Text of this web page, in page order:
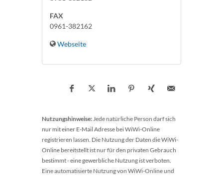
FAX
0961-382162
Webseite
Nutzungshinweise:Jede natürliche Person darf sich
nur mit einer E-Mail Adresse bei WiWi-Online
registrieren lassen. Die Nutzung der Daten die WiWi-
Online bereitstellt ist nur für den privaten Gebrauch
bestimmt - eine gewerbliche Nutzung ist verboten.
Eine automatisierte Nutzung von WiWi-Online und